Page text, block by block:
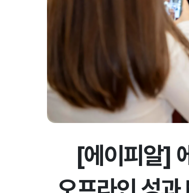
[에이피알]